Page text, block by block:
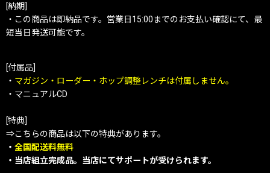
[納期]
・この商品は即納品です。営業日15:00までのお支払い確認にて、最
短当日発送可能です。
[付属品]
・ マガジン・ローダー・ホップ調整レンチは付属しません。
・マニュアルCD
[特典]
⇒こちらの商品は以下の特典があります。
・ 全国配送料無料
・当店組立完成品。当店にてサポートが受けられます。